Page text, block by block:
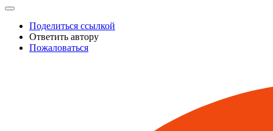
Поделиться ссылкой
Ответить автору
Пожаловаться